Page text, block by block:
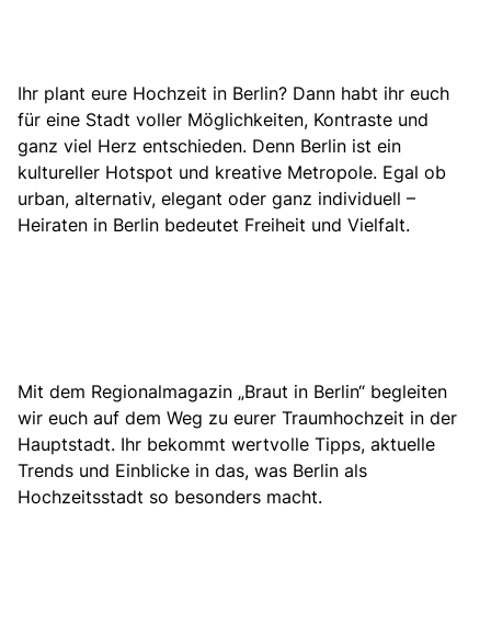
Ihr plant eure Hochzeit in Berlin? Dann habt ihr euch
für eine Stadt voller Möglichkeiten, Kontraste und
ganz viel Herz entschieden. Denn Berlin ist ein
kultureller Hotspot und kreative Metropole. Egal ob
urban, alternativ, elegant oder ganz individuell –
Heiraten in Berlin bedeutet Freiheit und Vielfalt.
Mit dem Regionalmagazin „Braut in Berlin“ begleiten
wir euch auf dem Weg zu eurer Traumhochzeit in der
Hauptstadt. Ihr bekommt wertvolle Tipps, aktuelle
Trends und Einblicke in das, was Berlin als
Hochzeitsstadt so besonders macht.